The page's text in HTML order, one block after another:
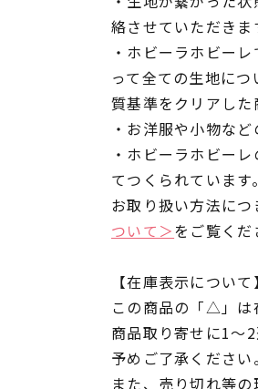
絡させていただきま
・ホビーラホビー
って全ての生地に
質基準をクリアした
・お洋服や小物など
・ホビーラホビー
てつくられていま
お取り扱い方法につ
ついて＞をご覧くだ
【在庫表示について】
この商品の「△」は
商品取り寄せに1～
予めご了承ください。
また、売り切れ等